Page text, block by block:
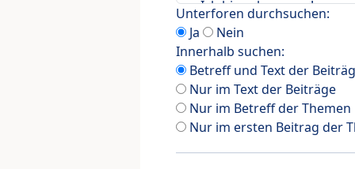
Unterforen durchsuchen:
Ja
Nein
Innerhalb suchen:
Betreff und Text der
Nur im Text der Beiträge
Nur im Betreff der Themen
Nur im ersten Beitrag der